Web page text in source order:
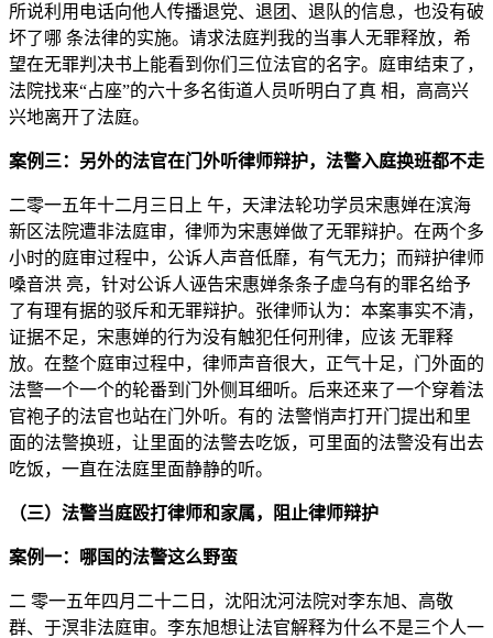
所说利用电话向他人传播退党、退团、退队的信息，也没有破
坏了哪 条法律的实施。请求法庭判我的当事人无罪释放，希
望在无罪判决书上能看到你们三位法官的名字。庭审结束了，
法院找来“占座”的六十多名街道人员听明白了真 相，高高兴
兴地离开了法庭。
案例三：另外的法官在门外听律师辩护，法警入庭换班都不走
二零一五年十二月三日上 午，天津法轮功学员宋惠婵在滨海
新区法院遭非法庭审，律师为宋惠婵做了无罪辩护。在两个多
小时的庭审过程中，公诉人声音低靡，有气无力；而辩护律师
嗓音洪 亮，针对公诉人诬告宋惠婵条条子虚乌有的罪名给予
了有理有据的驳斥和无罪辩护。张律师认为：本案事实不清，
证据不足，宋惠婵的行为没有触犯任何刑律，应该 无罪释
放。在整个庭审过程中，律师声音很大，正气十足，门外面的
法警一个一个的轮番到门外侧耳细听。后来还来了一个穿着法
官袍子的法官也站在门外听。有的 法警悄声打开门提出和里
面的法警换班，让里面的法警去吃饭，可里面的法警没有出去
吃饭，一直在法庭里面静静的听。
（三）法警当庭殴打律师和家属，阻止律师辩护
案例一：哪国的法警这么野蛮
二 零一五年四月二十二日，沈阳沈河法院对李东旭、高敬
群、于溟非法庭审。李东旭想让法官解释为什么不是三个人一